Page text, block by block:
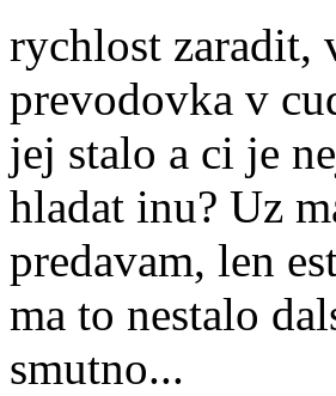
rychlost zaradit,
prevodovka v
jej stalo a ci je
hladat inu? Uz
predavam, len
ma to nestalo
smutno...